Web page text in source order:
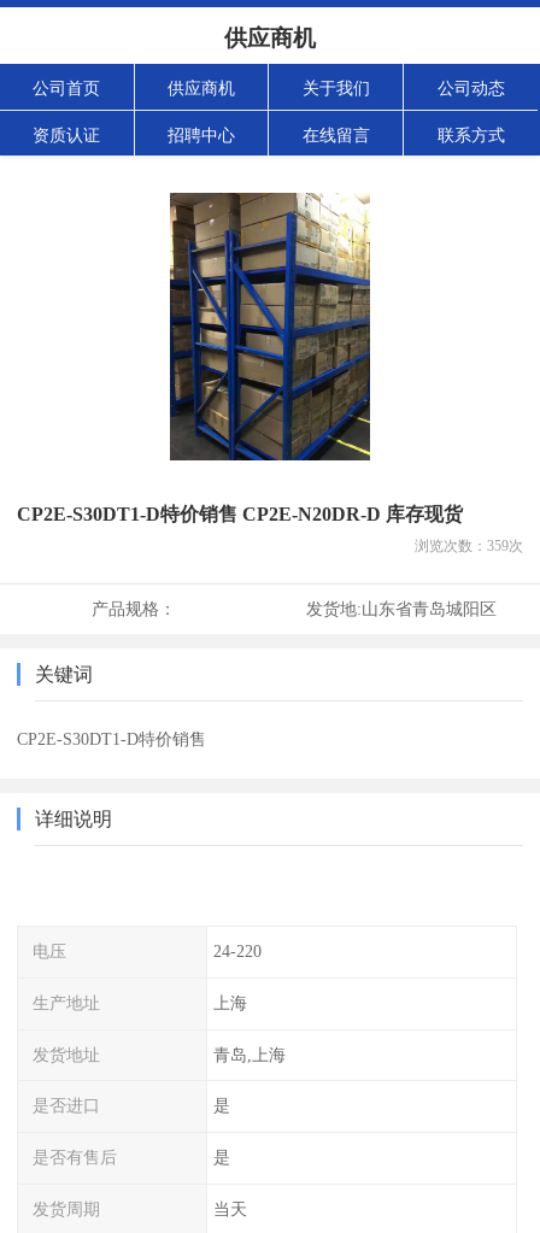
供应商机
公司首页 供应商机 关于我们 公司动态
资质认证 招聘中心 在线留言 联系方式
CP2E-S30DT1-D特价销售 CP2E-N20DR-D 库存现货
浏览次数： 359次
产品规格： 发货地:山东省青岛城阳区
关键词
CP2E-S30DT1-D特价销售
详细说明
电压 24-220
生产地址 上海
发货地址 青岛,上海
是否进口 是
是否有售后 是
发货周期 当天